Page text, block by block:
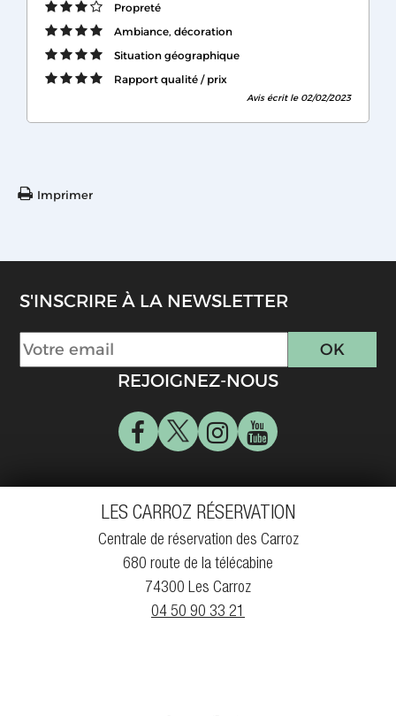
Propreté
Ambiance, décoration
Situation géographique
Rapport qualité / prix
Avis écrit le 02/02/2023
Imprimer
S'INSCRIRE À LA NEWSLETTER
REJOIGNEZ-NOUS
LES CARROZ RÉSERVATION
Centrale de réservation des Carroz
680 route de la télécabine
74300 Les Carroz
04 50 90 33 21